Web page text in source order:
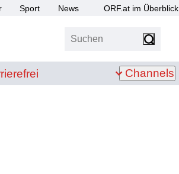
Sport News ORF.at im Überblick
Suchen
Channels